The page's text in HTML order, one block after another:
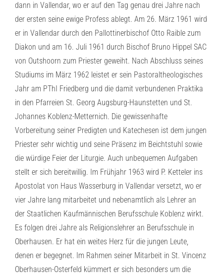
dann in Vallendar, wo er auf den Tag genau drei Jahre nach
der ersten seine ewige Profess ablegt. Am 26. März 1961 wird
er in Vallendar durch den Pallottinerbischof Otto Raible zum
Diakon und am 16. Juli 1961 durch Bischof Bruno Hippel SAC
von Outshoorn zum Priester geweiht. Nach Abschluss seines
Studiums im März 1962 leistet er sein Pastoraltheologisches
Jahr am PThI Friedberg und die damit verbundenen Praktika
in den Pfarreien St. Georg Augsburg-Haunstetten und St.
Johannes Koblenz-Metternich. Die gewissenhafte
Vorbereitung seiner Predigten und Katechesen ist dem jungen
Priester sehr wichtig und seine Präsenz im Beichtstuhl sowie
die würdige Feier der Liturgie. Auch unbequemen Aufgaben
stellt er sich bereitwillig. Im Frühjahr 1963 wird P. Ketteler ins
Apostolat von Haus Wasserburg in Vallendar versetzt, wo er
vier Jahre lang mitarbeitet und nebenamtlich als Lehrer an
der Staatlichen Kaufmännischen Berufsschule Koblenz wirkt.
Es folgen drei Jahre als Religionslehrer an Berufsschule in
Oberhausen. Er hat ein weites Herz für die jungen Leute,
denen er begegnet. Im Rahmen seiner Mitarbeit in St. Vincenz
Oberhausen-Osterfeld kümmert er sich besonders um die